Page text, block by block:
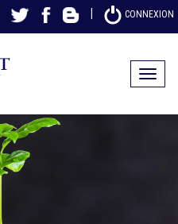
| CONNEXION
Toggle